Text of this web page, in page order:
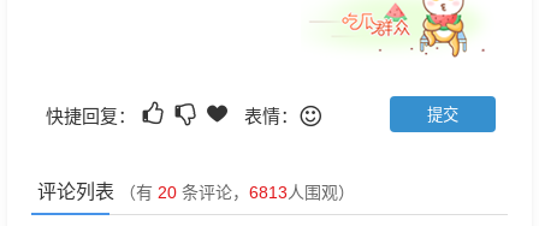
快捷回复： 表情：
评论列表 （有 20 条评论， 6813人围观）